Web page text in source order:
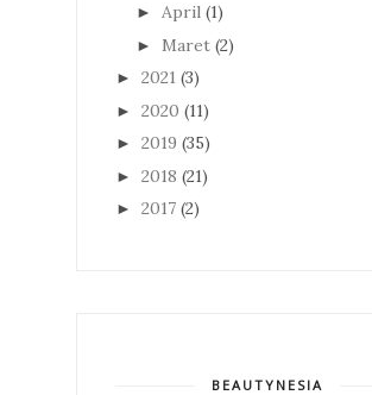
► April (1)
► Maret (2)
► 2021 (3)
► 2020 (11)
► 2019 (35)
► 2018 (21)
► 2017 (2)
BEAUTYNESIA